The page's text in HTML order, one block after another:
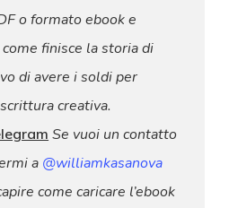
o formato ebook e
finisce la storia di
di avere i soldi per
creativa.
Se vuoi un contatto
a @williamkasanova
come caricare l’ebook